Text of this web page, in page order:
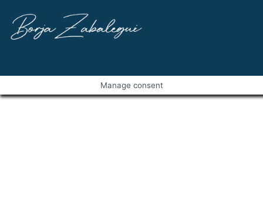
Manage consent